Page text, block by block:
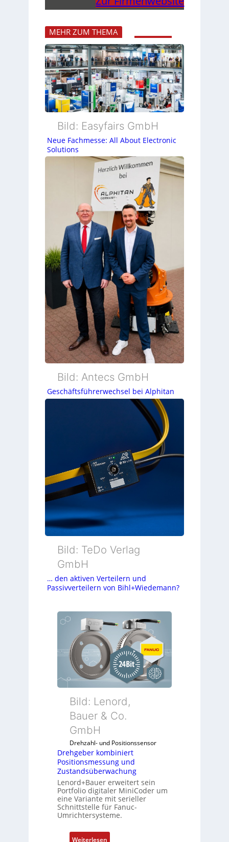
MEHR ZUM THEMA
Bild: Easyfairs GmbH
Neue Fachmesse: All About Electronic
Solutions
Bild: Antecs GmbH
Geschäftsführerwechsel bei Alphitan
Bild: TeDo Verlag
GmbH
… den aktiven Verteilern und
Passivverteilern von Bihl+Wiedemann?
Bild: Lenord,
Bauer & Co.
GmbH
Drehzahl- und Positionssensor
Drehgeber kombiniert
Positionsmessung und
Zustandsüberwachung
Lenord+Bauer erweitert sein
Portfolio digitaler MiniCoder um
eine Variante mit serieller
Schnittstelle für Fanuc-
Umrichtersysteme.
Weiterlesen: